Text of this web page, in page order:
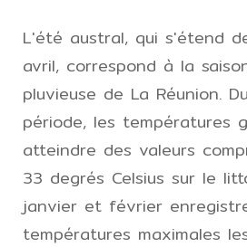
L'été austral, qui s'étend
avril, correspond à la
pluvieuse de La Réunion.
période, les températures
atteindre des valeurs
33 degrés Celsius sur le
janvier et février
températures maximales